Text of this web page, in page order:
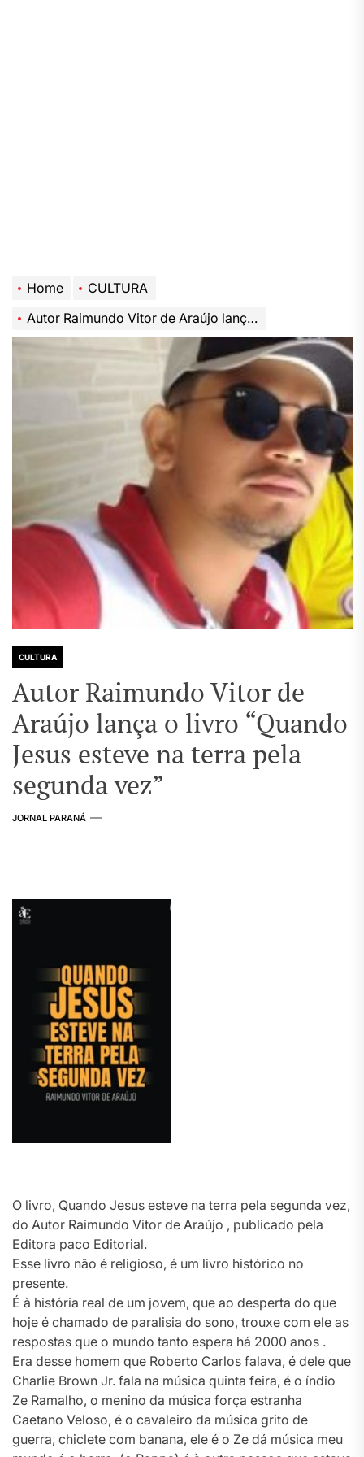
Home
CULTURA
Autor Raimundo Vitor de Araújo lança o livro “Quando Jesus esteve na terra pela segunda vez”
CULTURA
Autor Raimundo Vitor de
Araújo lança o livro “Quando
Jesus esteve na terra pela
segunda vez”
JORNAL PARANÁ
O livro, Quando Jesus esteve na terra pela segunda vez,
do Autor Raimundo Vitor de Araújo , publicado pela
Editora paco Editorial.
Esse livro não é religioso, é um livro histórico no
presente.
É à história real de um jovem, que ao desperta do que
hoje é chamado de paralisia do sono, trouxe com ele as
respostas que o mundo tanto espera há 2000 anos .
Era desse homem que Roberto Carlos falava, é dele que
Charlie Brown Jr. fala na música quinta feira, é o índio
Ze Ramalho, o menino da música força estranha
Caetano Veloso, é o cavaleiro da música grito de
guerra, chiclete com banana, ele é o Ze dá música meu